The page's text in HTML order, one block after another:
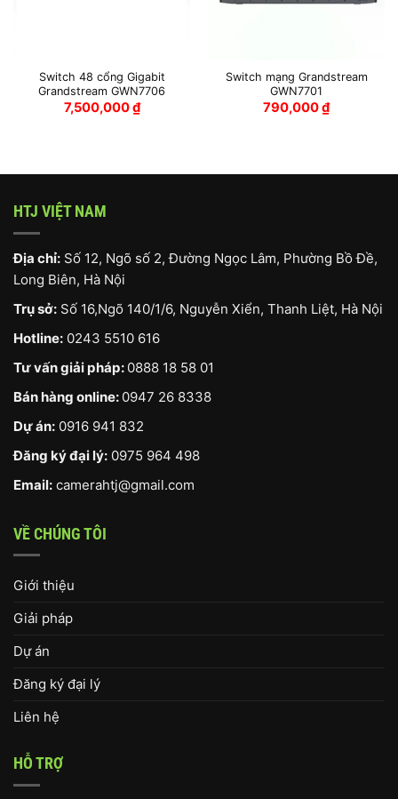
Switch 48 cổng Gigabit
Grandstream GWN7706
7,500,000₫
Switch mạng Grandstream
GWN7701
790,000₫
HTJ VIỆT NAM
Địa chỉ: Số 12, Ngõ số 2, Đường Ngọc Lâm, Phường Bồ Đề,
Long Biên, Hà Nội
Trụ sở: Số 16,Ngõ 140/1/6, Nguyễn Xiển, Thanh Liệt, Hà Nội
Hotline: 0243 5510 616
Tư vấn giải pháp: 0888 18 58 01
Bán hàng online: 0947 26 8338
Dự án: 0916 941 832
Đăng ký đại lý: 0975 964 498
Email: camerahtj@gmail.com
VỀ CHÚNG TÔI
Giới thiệu
Giải pháp
Dự án
Đăng ký đại lý
Liên hệ
HỖ TRỢ